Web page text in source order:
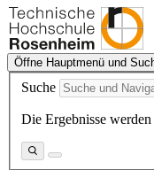
Öffne Hauptmenü und
Suche
Die Ergebnisse